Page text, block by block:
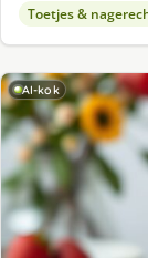
Toetjes &
AI-kok